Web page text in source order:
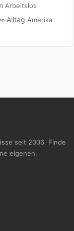
Arbeitslos
Alltag Amerika
seit 2006. Finde
eigenen.